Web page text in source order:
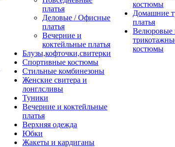
платья
Деловые / Офисные
платья
Вечерние и
коктейльные платья
Блузы,кофточки,свитерки
Спортивные костюмы
Стильные комбинезоны
Женские свитера и
лонглсливы
Туники
Вечерние и коктейльные
платья
Верхняя одежда
Юбки
Жакеты и кардиганы
костюмы
Домашние
платья
Велюровые
костюмы